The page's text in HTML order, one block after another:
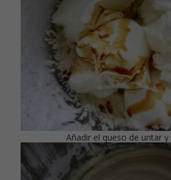
Añadir el queso de untar y